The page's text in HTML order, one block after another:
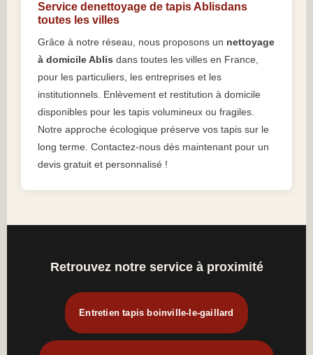
Service denettoyage de tapis Ablisdans
toutes les villes
Grâce à notre réseau, nous proposons un nettoyage
à domicile Ablis dans toutes les villes en France,
pour les particuliers, les entreprises et les
institutionnels. Enlèvement et restitution à domicile
disponibles pour les tapis volumineux ou fragiles.
Notre approche écologique préserve vos tapis sur le
long terme. Contactez-nous dès maintenant pour un
devis gratuit et personnalisé !
Retrouvez notre service à proximité
Entretien tapis boinville-le-gaillard